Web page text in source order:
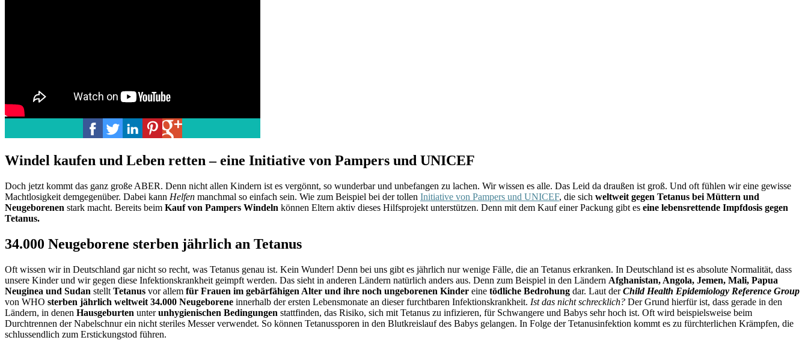
Windel kaufen und Leben retten – eine Initiative von Pampers und UNICEF
Doch jetzt kommt das ganz große ABER. Denn nicht allen Kindern ist es vergönnt, so wunderbar und unbefangen zu lachen. Wir wissen es alle. Das Leid da draußen ist groß. Und oft fühlen wir eine gewisse
Machtlosigkeit demgegenüber. Dabei kann Helfen manchmal so einfach sein. Wie zum Beispiel bei der tollen Initiative von Pampers und UNICEF, die sich weltweit gegen Tetanus bei Müttern und
Neugeborenen stark macht. Bereits beim Kauf von Pampers Windeln können Eltern aktiv dieses Hilfsprojekt unterstützen. Denn mit dem Kauf einer Packung gibt es eine lebensrettende Impfdosis gegen
Tetanus.
34.000 Neugeborene sterben jährlich an Tetanus
Oft wissen wir in Deutschland gar nicht so recht, was Tetanus genau ist. Kein Wunder! Denn bei uns gibt es jährlich nur wenige Fälle, die an Tetanus erkranken. In Deutschland ist es absolute Normalität, dass
unsere Kinder und wir gegen diese Infektionskrankheit geimpft werden. Das sieht in anderen Ländern natürlich anders aus. Denn zum Beispiel in den Ländern Afghanistan, Angola, Jemen, Mali, Papua
Neuginea und Sudan stellt Tetanus vor allem für Frauen im gebärfähigen Alter und ihre noch ungeborenen Kinder eine tödliche Bedrohung dar. Laut derChild Health Epidemiology Reference Group
von WHO sterben jährlich weltweit 34.000 Neugeborene innerhalb der ersten Lebensmonate an dieser furchtbaren Infektionskrankheit. Ist das nicht schrecklich? Der Grund hierfür ist, dass gerade in den
Ländern, in denen Hausgeburten unterunhygienischen Bedingungen stattfinden, das Risiko, sich mit Tetanus zu infizieren, für Schwangere und Babys sehr hoch ist. Oft wird beispielsweise beim
Durchtrennen der Nabelschnur ein nicht steriles Messer verwendet. So können Tetanussporen in den Blutkreislauf des Babys gelangen. In Folge der Tetanusinfektion kommt es zu fürchterlichen Krämpfen, die
schlussendlich zum Erstickungstod führen.